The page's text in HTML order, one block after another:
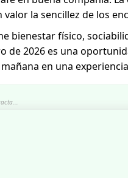
la sencillez de los
bienestar físico,
de 2026 es una
en una